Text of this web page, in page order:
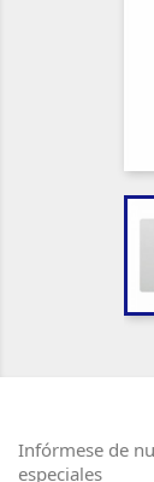
Infórmese de
especiales